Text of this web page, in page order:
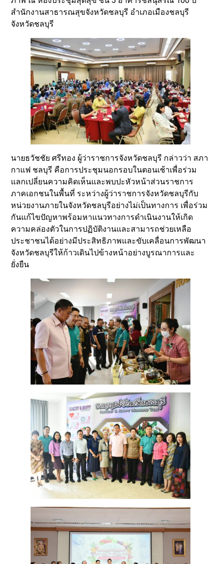
สำนักงานสาธารณสุขจังหวัดชลบุรี อำเภอเมืองชลบุรี
จังหวัดชลบุรี
นายธวัชชัย ศรีทอง ผู้ว่าราชการจังหวัดชลบุรี กล่าวว่า สภา
กาแฟ ชลบุรี คือการประชุมนอกรอบในตอนเช้าเพื่อร่วม
แลกเปลี่ยนความคิดเห็นและพบปะหัวหน้าส่วนราชการ
ภาคเอกชนในพื้นที่ ระหว่างผู้ว่าราชการจังหวัดชลบุรีกับ
หน่วยงานภายในจังหวัดชลบุรีอย่างไม่เป็นทางการ เพื่อร่วม
กันแก้ไขปัญหาพร้อมหาแนวทางการดำเนินงานให้เกิด
ความคล่องตัวในการปฏิบัติงานและสามารถช่วยเหลือ
ประชาชนได้อย่างมีประสิทธิภาพและขับเคลื่อนการพัฒนา
จังหวัดชลบุรีให้ก้าวเดินไปข้างหน้าอย่างบูรณาการและ
ยั่งยืน